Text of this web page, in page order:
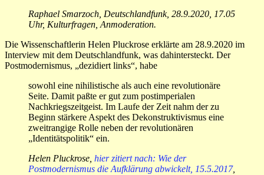
Raphael Smarzoch, Deutschlandfunk, 28.9.2020, 17.05
Uhr, Kulturfragen, Anmoderation.
Die Wissenschaftlerin Helen Pluckrose erklärte am 28.9.2020 im
Interview mit dem Deutschlandfunk, was dahintersteckt. Der
Postmodernismus, „dezidiert links“, habe
sowohl eine nihilistische als auch eine revolutionäre
Seite. Damit paßte er gut zum postimperialen
Nachkriegszeitgeist. Im Laufe der Zeit nahm der zu
Beginn stärkere Aspekt des Dekonstruktivismus eine
zweitrangige Rolle neben der revolutionären
„Identitätspolitik“ ein.
Helen Pluckrose, hier zitiert nach: Wie der
Postmodernismus die Aufklärung abwickelt, 15.5.2017,